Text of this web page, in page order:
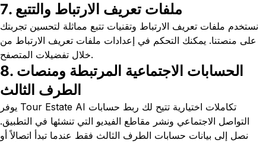
7. ملفات تعريف الارتباط والتتبع
نستخدم ملفات تعريف الارتباط وتقنيات تتبع مماثلة لتحسين تجربتك
على منصتنا. يمكنك التحكم في إعدادات ملفات تعريف الارتباط من
خلال تفضيلات المتصفح.
8. الحسابات الاجتماعية المرتبطة ومنصات
الطرف الثالث
يوفر Tour Estate AI تكاملات اختيارية تتيح لك ربط حسابات
التواصل الاجتماعي ونشر مقاطع الفيديو التي تنشئها في التطبيق.
نصل إلى بيانات حسابات الطرف الثالث فقط عندما تبدأ اتصالاً أو